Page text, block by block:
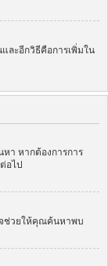
ละอีกวิธีคือการเพิ่มใน
า หากต้องการการ
อไป
ช่วยให้คุณค้นหาพบ